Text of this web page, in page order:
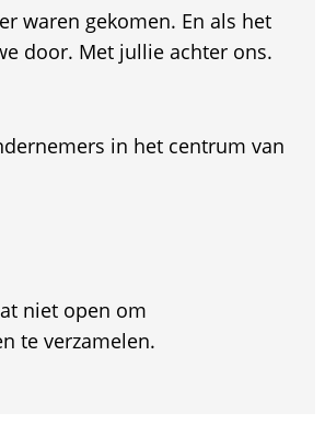
waren gekomen. En als het
door. Met jullie achter ons.
in het centrum van
niet open om
te verzamelen.